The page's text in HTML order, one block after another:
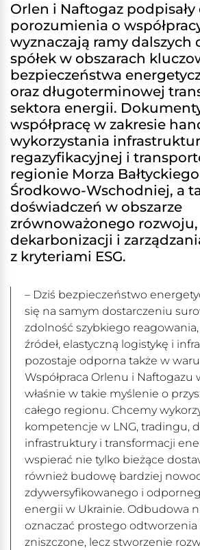
Orlen i Naftogaz podpisały
porozumienia o
wyznaczają ramy dalszych
spółek w obszarach
bezpieczeństwa
oraz długoterminowej
sektora energii.
współpracę w zakresie
wykorzystania
regazyfikacyjnej i
regionie Morza
Środkowo-Wschodniej, a
doświadczeń w obszarze
zrównoważonego rozwoju,
dekarbonizacji i
z kryteriami ESG.
– Dziś bezpieczeństwo
się na samym dostarczeniu
zdolność szybkiego
źródeł, elastyczną logistykę i
pozostaje odporna także w
Współpraca Orlenu i Naftogazu
właśnie w takie myślenie o
całego regionu. Chcemy
kompetencje w LNG, tradingu,
infrastruktury i transformacji
wspierać nie tylko bieżące
również budowę bardziej
zdywersyfikowanego i
energii w Ukrainie. Odbudowa
oznaczać prostego odtworzenia
zniszczone, lecz stworzenie